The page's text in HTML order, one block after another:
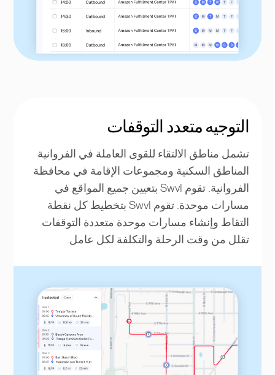
التوجيه متعدد التوقفات
تشمل مناطق الالتقاء للقوى العاملة في الفروانية
المناطق السكنية ومجموعات الإقامة في محافظة
الفروانية. تقوم Swvl بتعيين جميع المواقع في
مسارات موحدة. تقوم Swvl بتخطيط كل نقطة
التقاط وإنشاء مسارات موحدة متعددة التوقفات
تقلل من وقت الرحلة والتكلفة لكل عامل.